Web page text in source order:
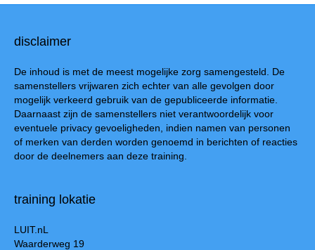
disclaimer
De inhoud is met de meest mogelijke zorg samengesteld. De
samenstellers vrijwaren zich echter van alle gevolgen door
mogelijk verkeerd gebruik van de gepubliceerde informatie.
Daarnaast zijn de samenstellers niet verantwoordelijk voor
eventuele privacy gevoeligheden, indien namen van personen
of merken van derden worden genoemd in berichten of reacties
door de deelnemers aan deze training.
training lokatie
LUIT.nL
Waarderweg 19